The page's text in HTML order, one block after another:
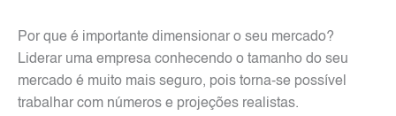
Por que é importante dimensionar o seu mercado?
Liderar uma empresa conhecendo o tamanho do seu
mercado é muito mais seguro, pois torna-se possível
trabalhar com números e projeções realistas.